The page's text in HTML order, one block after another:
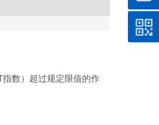
数）超过规定限值的作